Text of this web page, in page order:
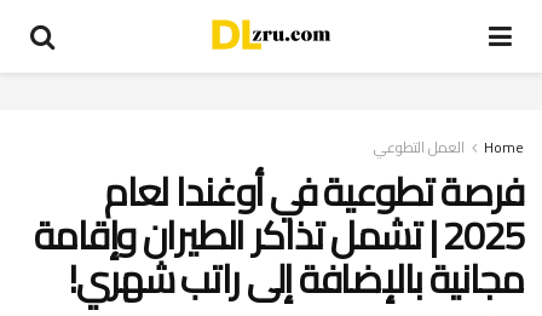
Home العمل التطوعي
فرصة تطوعية في أوغندا لعام
2025 | تشمل تذاكر الطيران وإقامة
مجانية بالإضافة إلى راتب شهري!